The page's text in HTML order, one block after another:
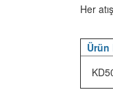
Her
Ürün